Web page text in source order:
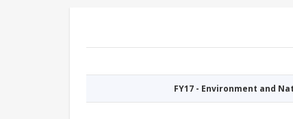
FY17 - Environment and